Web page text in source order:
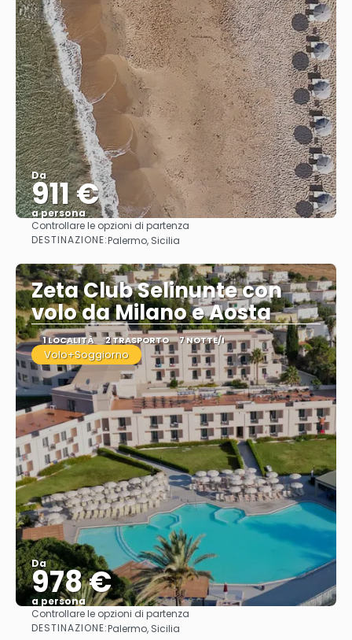
Da
911 €
a persona
Vedere
Controllare le opzioni di partenza
DESTINAZIONE:Palermo, Sicilia
Zeta Club Selinunte con
volo da Milano e Aosta
1 LOCALITÀ 2 TRASPORTO 7 NOTTE/I
Volo+Soggiorno
Da
978 €
a persona
Vedere
Controllare le opzioni di partenza
DESTINAZIONE:Palermo, Sicilia